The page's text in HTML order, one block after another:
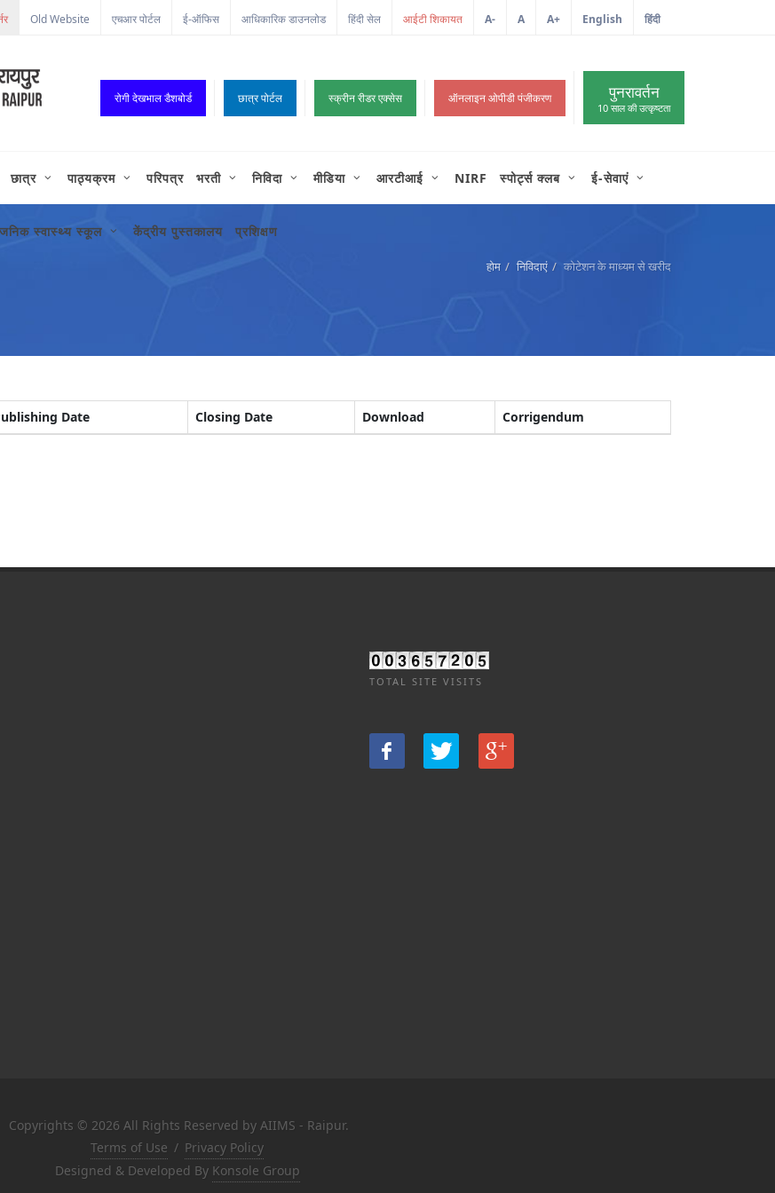
Old Website एचआर पोर्टल ई-ऑफिस आधिकारिक डाउनलोड हिंदी सेल A- A A+ English हिंदी
रोगी देखभाल डैशबोर्ड छात्र पोर्टल स्क्रीन रीडर एक्सेस ऑनलाइन ओपीडी पंजीकरण पुनरावर्तन
10 साल की उत्कृष्टता
छात्र पाठ्यक्रम परिपत्र भरती निविदा मीडिया आरटीआई NIRF स्पोर्ट्स क्लब ई-सेवाएं
स्वास्थ्य स्कूल केंद्रीय पुस्तकालय प्रशिक्षण
होम निविदाएं कोटेशन के माध्यम से खरीद
Date Closing Date Download Corrigendum
TOTAL SITE VISITS
Copyrights © 2026 All Rights Reserved by AIIMS - Raipur.
Terms of Use / Privacy Policy
Designed & Developed By Konsole Group